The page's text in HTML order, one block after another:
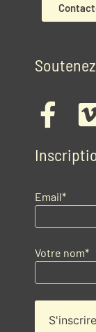
Email*
Votre nom*